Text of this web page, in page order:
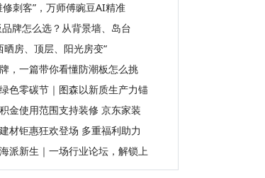
修刺客”，万师傅豌豆AI精准
牌怎么选？从背景墙、岛台
房、顶层、阳光房变“
，一篇带你看懂防潮板怎么挑
色零碳节｜图森以新质生产力锚
金使用范围支持装修 京东家装
材钜惠狂欢登场 多重福利助力
派新生｜一场行业论坛，解锁上